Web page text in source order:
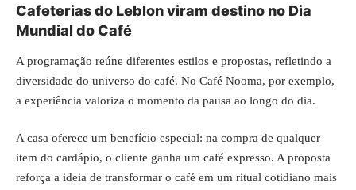
Cafeterias do Leblon viram destino no Dia
Mundial do Café
A programação reúne diferentes estilos e propostas, refletindo a
diversidade do universo do café. No Café Nooma, por exemplo,
a experiência valoriza o momento da pausa ao longo do dia.
A casa oferece um benefício especial: na compra de qualquer
item do cardápio, o cliente ganha um café expresso. A proposta
reforça a ideia de transformar o café em um ritual cotidiano mais